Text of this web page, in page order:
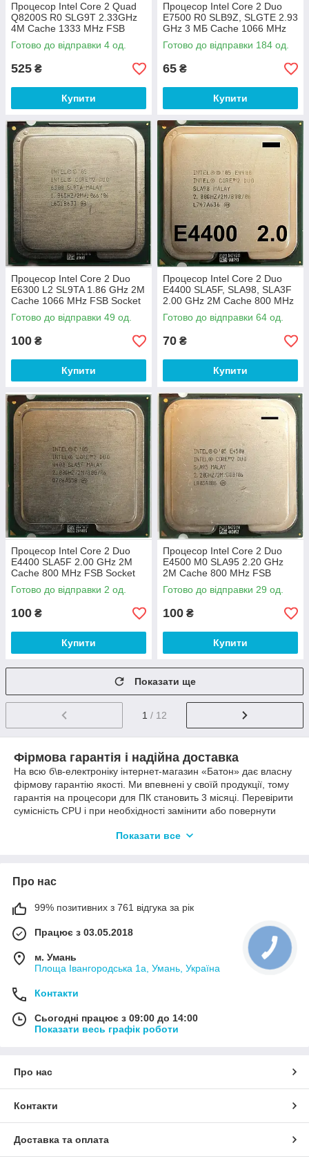
Процесор Intel Core 2 Quad
Q8200S R0 SLG9T 2.33GHz
4M Cache 1333 MHz FSB
Socket 775 Б/У
Готово до відправки 4 од.
525 ₴
Купити
Процесор Intel Core 2 Duo
E7500 R0 SLB9Z, SLGTE 2.93
GHz 3 МБ Cache 1066 MHz
FSB Socket 775 Б/В
Готово до відправки 184 од.
65 ₴
Купити
Процесор Intel Core 2 Duo
E6300 L2 SL9TA 1.86 GHz 2M
Cache 1066 MHz FSB Socket
775 Б/В
Готово до відправки 49 од.
100 ₴
Купити
Процесор Intel Core 2 Duo
E4400 SLA5F, SLA98, SLA3F
2.00 GHz 2M Cache 800 MHz
FSB Socket 775 Б/В - МІНУС
Готово до відправки 64 од.
70 ₴
Купити
Процесор Intel Core 2 Duo
E4400 SLA5F 2.00 GHz 2M
Cache 800 MHz FSB Socket
775 Б/В
Готово до відправки 2 од.
100 ₴
Купити
Процесор Intel Core 2 Duo
E4500 M0 SLA95 2.20 GHz
2M Cache 800 MHz FSB
Socket 775 Б/В - МІНУС
Готово до відправки 29 од.
100 ₴
Купити
Показати ще
1 / 12
Фірмова гарантія і надійна доставка
На всю б\в-електроніку інтернет-магазин «Батон» дає власну
фірмову гарантію якості. Ми впевнені у своїй продукції, тому
гарантія на процесори для ПК становить 3 місяці. Перевірити
сумісність CPU і при необхідності замінити або повернути
замовлення. Тут детальнаінформація щодо гарантії
доможе як кур'єр, так і транспортні компанії «Нова Пошта»,
оплатити за рахунок нашої компанії.
Показати все
Про нас
99% позитивних з 761 відгука за рік
Працює з 03.05.2018
м. Умань
Площа Івангородська 1а, Умань, Україна
Контакти
Сьогодні працює з 09:00 до 14:00
Показати весь графік роботи
Про нас
Контакти
Доставка та оплата